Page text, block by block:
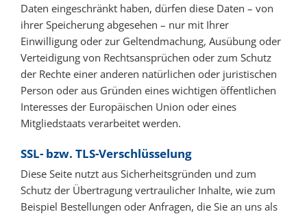
Daten eingeschränkt haben, dürfen diese Daten – von
ihrer Speicherung abgesehen – nur mit Ihrer
Einwilligung oder zur Geltendmachung, Ausübung oder
Verteidigung von Rechtsansprüchen oder zum Schutz
der Rechte einer anderen natürlichen oder juristischen
Person oder aus Gründen eines wichtigen öffentlichen
Interesses der Europäischen Union oder eines
Mitgliedstaats verarbeitet werden.
SSL- bzw. TLS-Verschlüsselung
Diese Seite nutzt aus Sicherheitsgründen und zum
Schutz der Übertragung vertraulicher Inhalte, wie zum
Beispiel Bestellungen oder Anfragen, die Sie an uns als